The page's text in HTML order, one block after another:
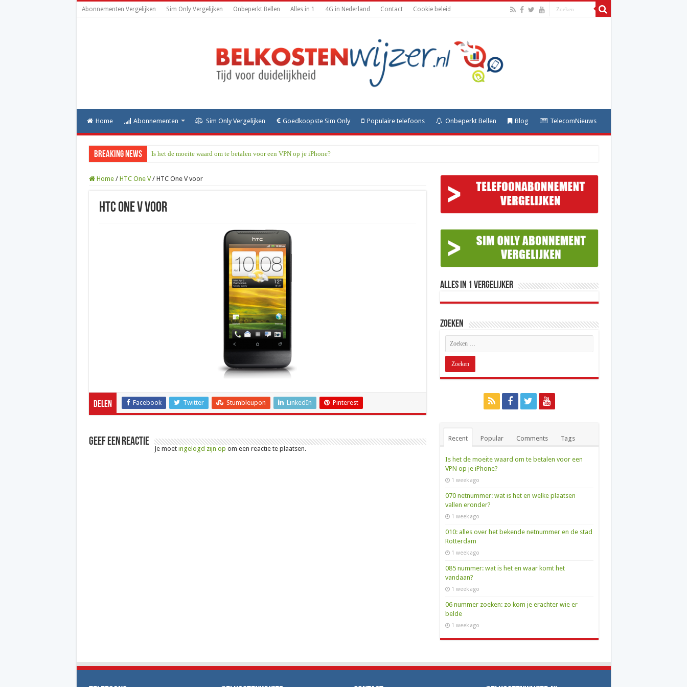
Abonnementen Vergelijken Sim Only Vergelijken Onbeperkt Bellen Alles in 1 4G in Nederland Contact Cookie beleid
Home Abonnementen Sim Only Vergelijken Goedkoopste Sim Only Populaire telefoons Onbeperkt Bellen Blog TelecomNieuws
Breaking News Is het de moeite waard om te betalen voor een VPN op je iPhone?
Home / HTC One V / HTC One V voor
HTC One V voor
Delen Facebook Twitter Stumbleupon LinkedIn Pinterest
Geef een reactie
Je moet ingelogd zijn op om een reactie te plaatsen.
Alles in 1 Vergelijker
Zoeken
Recent Popular Comments Tags
Is het de moeite waard om te betalen voor een
VPN op je iPhone?
1 week ago
070 netnummer: wat is het en welke plaatsen
vallen eronder?
1 week ago
010: alles over het bekende netnummer en de stad
Rotterdam
1 week ago
085 nummer: wat is het en waar komt het
vandaan?
1 week ago
06 nummer zoeken: zo kom je erachter wie er
belde
1 week ago